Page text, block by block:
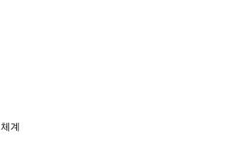
계